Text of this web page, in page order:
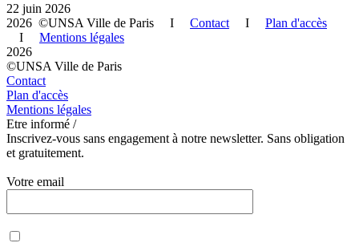
22 juin 2026
2026 ©UNSA Ville de Paris I Contact I Plan d'accès
I Mentions légales
2026
©UNSA Ville de Paris
Contact
Plan d'accès
Mentions légales
Etre informé /
Inscrivez-vous sans engagement à notre newsletter. Sans obligation
et gratuitement.
Votre email